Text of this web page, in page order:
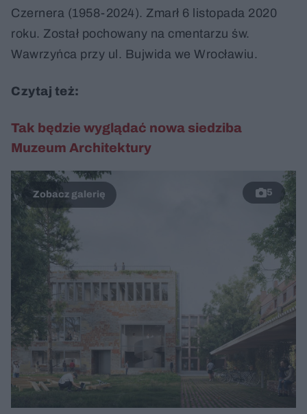
Czernera (1958-2024). Zmarł 6 listopada 2020
roku. Został pochowany na cmentarzu św.
Wawrzyńca przy ul. Bujwida we Wrocławiu.
Czytaj też:
Tak będzie wyglądać nowa siedziba
Muzeum Architektury
5